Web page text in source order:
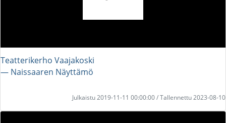
Teatterikerho Vaajakoski
― Naissaaren Näyttämö
Julkaistu 2019-11-11 00:00:00 / Tallennettu 2023-08-10